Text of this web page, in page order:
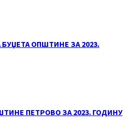
ОПШТИНЕ ЗА 2023.
ПЕТРОВО ЗА 2023. ГОДИНУ